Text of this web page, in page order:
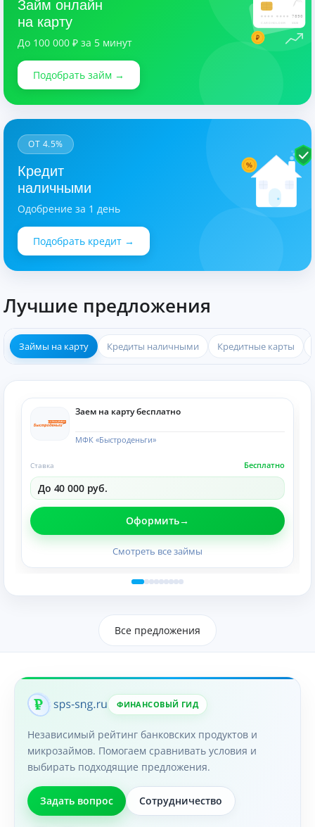
7890
03/28
₽
Займ онлайн
на карту
До 100 000 ₽ за 5 минут
Подобрать займ →
%
ОТ 4.5%
Кредит
наличными
Одобрение за 1 день
Подобрать кредит →
Лучшие предложения
Займы на карту Кредиты наличными Кредитные карты
Заем на карту бесплатно
МФК «Быстроденьги»
Бесплатно
Ставка
До 40 000 руб.
Оформить
Смотреть все займы
Все предложения
ФИНАНСОВЫЙ ГИД
Независимый рейтинг банковских продуктов и
микрозаймов. Помогаем сравнивать условия и
выбирать подходящие предложения.
Задать вопрос Сотрудничество